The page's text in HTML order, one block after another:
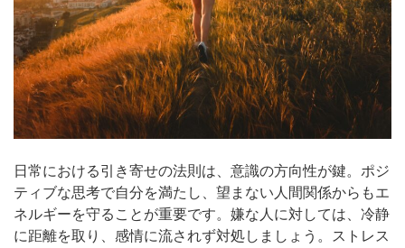
日常における引き寄せの法則は、意識の方向性が鍵。ポジ
ティブな思考で自分を満たし、望まない人間関係からもエ
ネルギーを守ることが重要です。嫌な人に対しては、冷静
に距離を取り、感情に流されず対処しましょう。ストレス